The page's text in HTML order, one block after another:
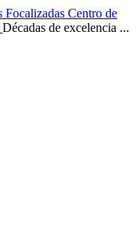
Centro de
Décadas de excelencia ...